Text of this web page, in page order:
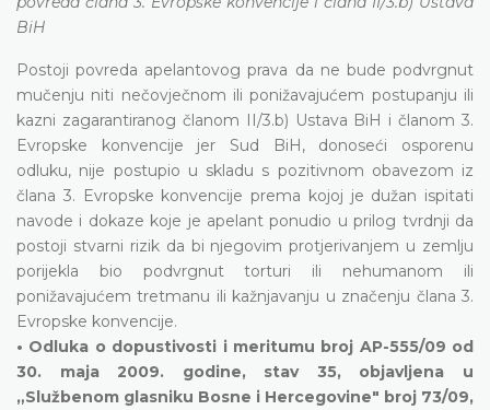
BiH
Postoji povreda apelantovog prava da ne bude podvrgnut
mučenju niti nečovječnom ili ponižavajućem postupanju ili
kazni zagarantiranog članom II/3.b) Ustava BiH i članom 3.
Evropske konvencije jer Sud BiH, donoseći osporenu
odluku, nije postupio u skladu s pozitivnom obavezom iz
člana 3. Evropske konvencije prema kojoj je dužan ispitati
navode i dokaze koje je apelant ponudio u prilog tvrdnji da
postoji stvarni rizik da bi njegovim protjerivanjem u zemlju
porijekla bio podvrgnut torturi ili nehumanom ili
ponižavajućem tretmanu ili kažnjavanju u značenju člana 3.
Evropske konvencije.
• Odluka o dopustivosti i meritumu broj AP-555/09 od
30. maja 2009. godine, stav 35, objavljena u
„Službenom glasniku Bosne i Hercegovine" broj 73/09,